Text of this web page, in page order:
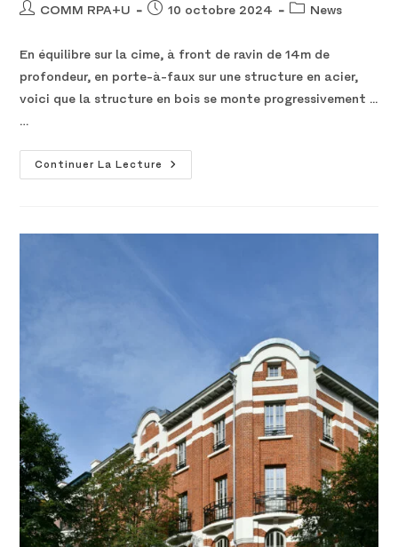
COMM RPA+U 10 octobre 2024 News
En équilibre sur la cime, à front de ravin de 14m de
profondeur, en porte-à-faux sur une structure en acier,
voici que la structure en bois se monte progressivement ...
…
Continuer La Lecture